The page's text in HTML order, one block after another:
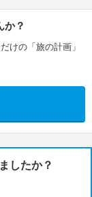
か？
けの「旅の計画」
したか？